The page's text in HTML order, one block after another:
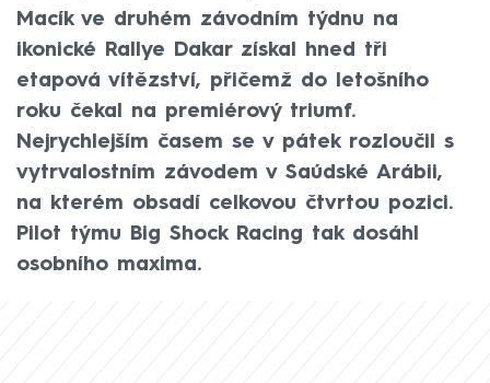
Macík ve druhém závodním týdnu na
ikonické Rallye Dakar získal hned tři
etapová vítězství, přičemž do letošního
roku čekal na premiérový triumf.
Nejrychlejším časem se v pátek rozloučil s
vytrvalostním závodem v Saúdské Arábii,
na kterém obsadí celkovou čtvrtou pozici.
Pilot týmu Big Shock Racing tak dosáhl
osobního maxima.